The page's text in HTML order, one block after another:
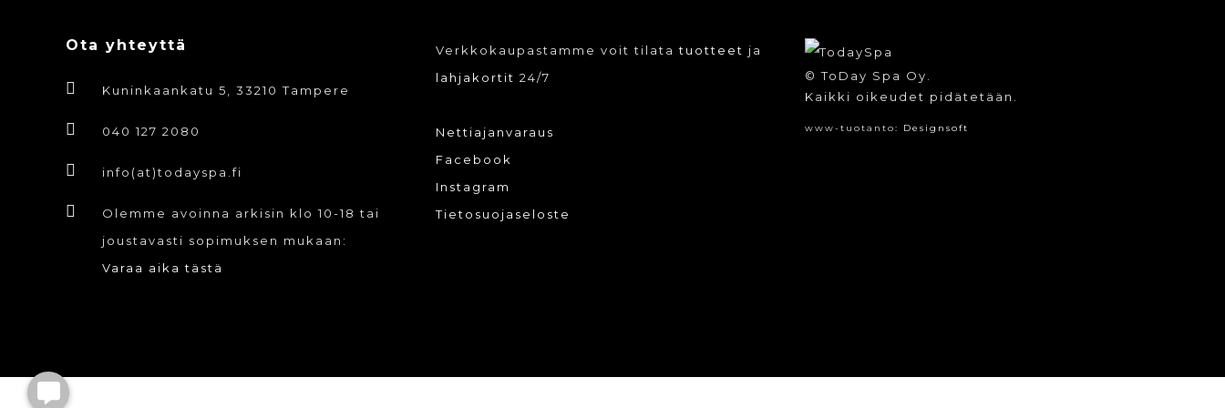
Ota yhteyttä
Kuninkaankatu 5, 33210 Tampere
040 127 2080
info(at)todayspa.fi
Olemme avoinna arkisin klo 10-18 tai
joustavasti sopimuksen mukaan:
Varaa aika tästä
Verkkokaupastamme voit tilatatuotteet ja
lahjakortit 24/7
Nettiajanvaraus
Facebook
Instagram
Tietosuojaseloste
© ToDay Spa Oy.
Kaikki oikeudet pidätetään.
www-tuotanto: Designsoft